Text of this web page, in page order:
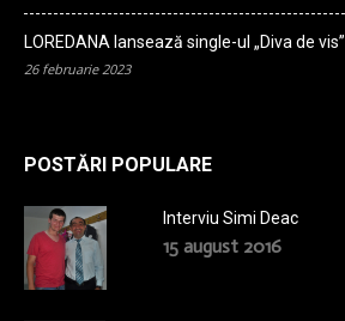
LOREDANA lansează single-ul „Diva de vis”
26 februarie 2023
POSTĂRI POPULARE
Interviu Simi Deac
15 august 2016